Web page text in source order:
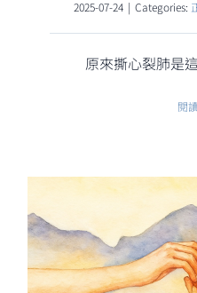
2025-07-24 | Categories:
原來撕心裂肺是
閱